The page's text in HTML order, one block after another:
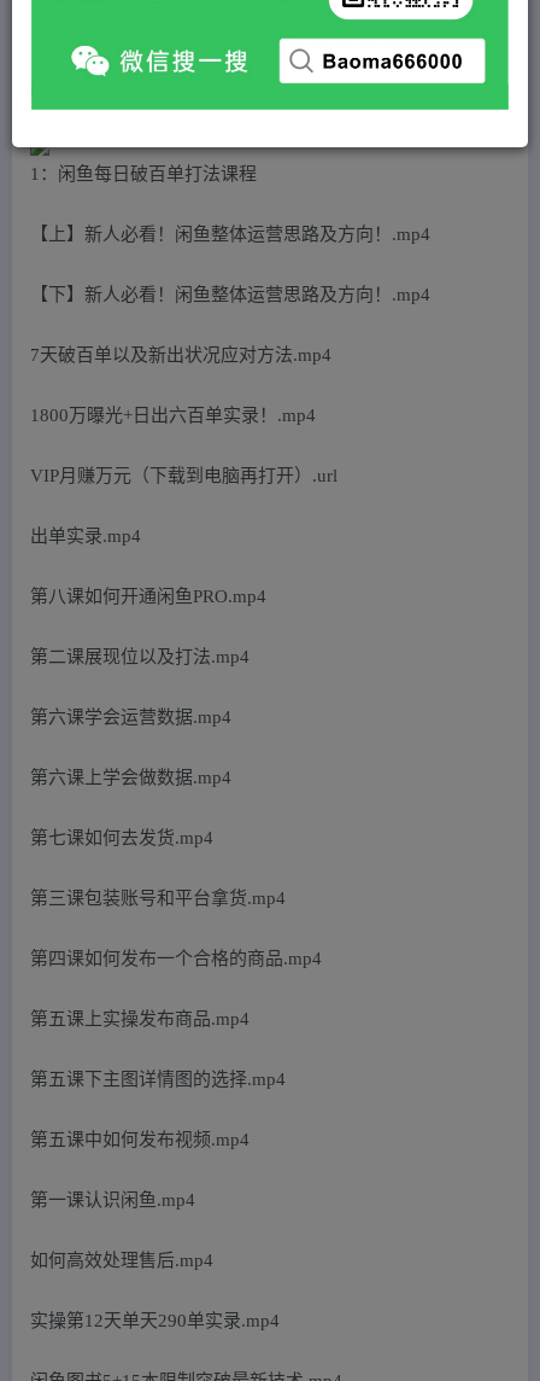
站长QQ：1970819299
1：闲鱼每日破百单打法课程
【上】新人必看！闲鱼整体运营思路及方向！.mp4
【下】新人必看！闲鱼整体运营思路及方向！.mp4
7天破百单以及新出状况应对方法.mp4
1800万曝光+日出六百单实录！.mp4
VIP月赚万元（下载到电脑再打开）.url
出单实录.mp4
第八课如何开通闲鱼PRO.mp4
第二课展现位以及打法.mp4
第六课学会运营数据.mp4
第六课上学会做数据.mp4
第七课如何去发货.mp4
第三课包装账号和平台拿货.mp4
第四课如何发布一个合格的商品.mp4
第五课上实操发布商品.mp4
第五课下主图详情图的选择.mp4
第五课中如何发布视频.mp4
第一课认识闲鱼.mp4
如何高效处理售后.mp4
实操第12天单天290单实录.mp4